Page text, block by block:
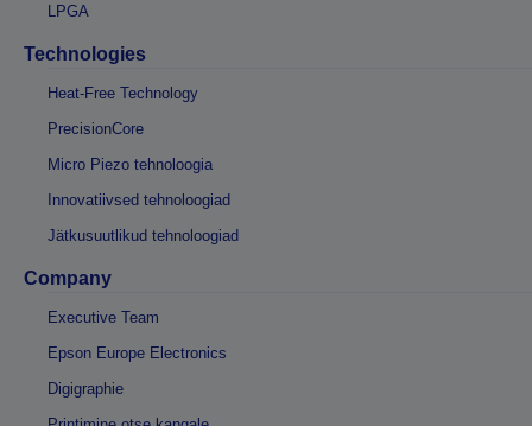
LPGA
Technologies
Heat-Free Technology
PrecisionCore
Micro Piezo tehnoloogia
Innovatiivsed tehnoloogiad
Jätkusuutlikud tehnoloogiad
Company
Executive Team
Epson Europe Electronics
Digigraphie